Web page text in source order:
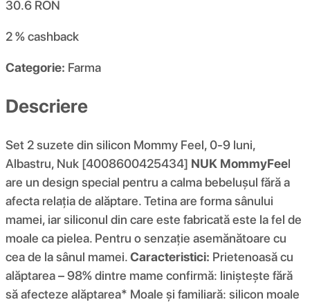
30.6 RON
2 %cashback
Categorie: Farma
Descriere
Set 2 suzete din silicon Mommy Feel, 0-9 luni,
Albastru, Nuk [4008600425434] NUK MommyFeel
are un design special pentru a calma bebelușul fără a
afecta relația de alăptare. Tetina are forma sânului
mamei, iar siliconul din care este fabricată este la fel de
moale ca pielea. Pentru o senzație asemănătoare cu
cea de la sânul mamei.Caracteristici: Prietenoasă cu
alăptarea – 98% dintre mame confirmă: liniștește fără
să afecteze alăptarea* Moale și familiară: silicon moale